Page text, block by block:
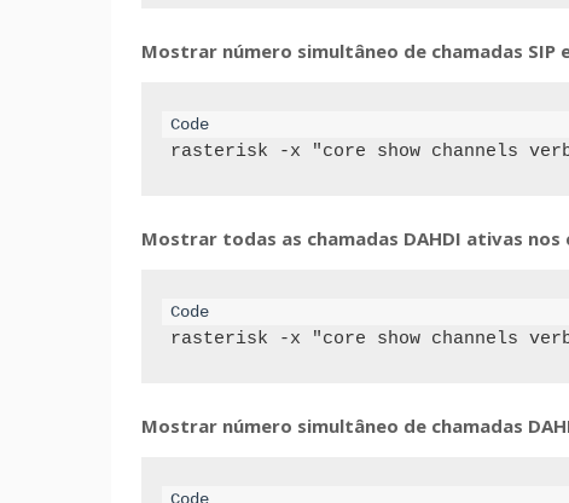
Mostrar número simultâneo de chamadas SIP
rasterisk -x "core show channels
Mostrar todas as chamadas DAHDI ativas nos
rasterisk -x "core show channels
Mostrar número simultâneo de chamadas